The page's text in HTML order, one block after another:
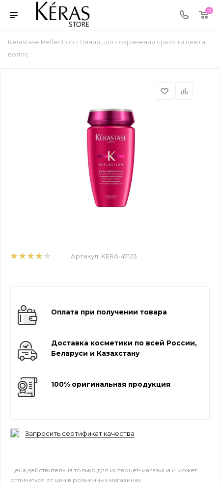
0
Kerastase Reflection - Линия для сохранения яркости цвета
волос
Артикул: KERA-47123
Оплата при получении товара
Доставка косметики по всей России,
Беларуси и Казахстану
100% оригинальная продукция
Запросить сертификат качества
Цена действительна только для интернет-магазина и может
отличаться от цен в розничных магазинах